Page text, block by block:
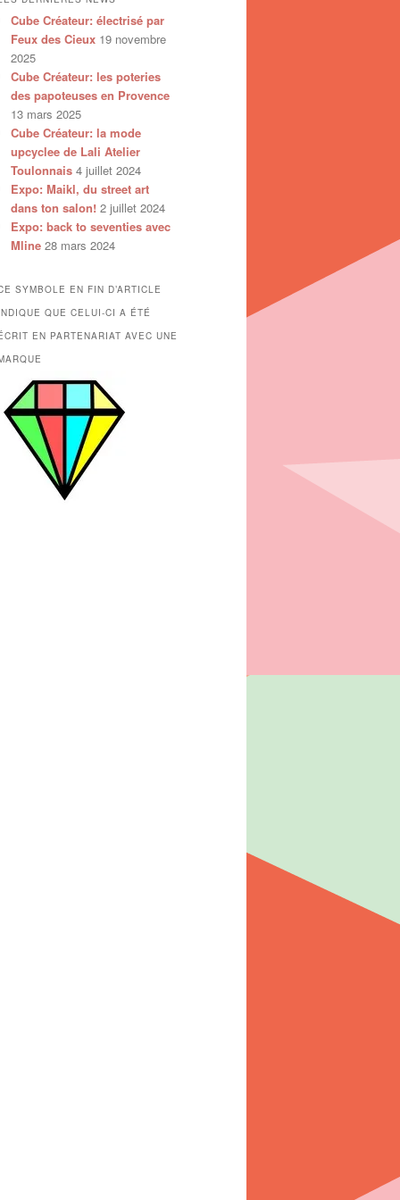
Cube Créateur: électrisé par
Feux des Cieux 19 novembre
2025
Cube Créateur: les poteries
des papoteuses en Provence
13 mars 2025
Cube Créateur: la mode
upcyclee de Lali Atelier
Toulonnais 4 juillet 2024
Expo: Maikl, du street art
dans ton salon! 2 juillet 2024
Expo: back to seventies avec
Mline 28 mars 2024
SYMBOLE EN FIN D’ARTICLE
QUE CELUI-CI A ÉTÉ
EN PARTENARIAT AVEC UNE